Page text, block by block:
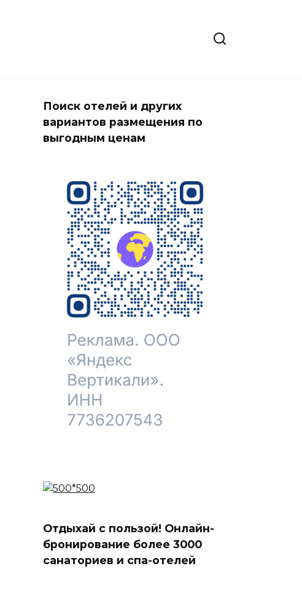
Поиск отелей и других
вариантов размещения по
выгодным ценам
Отдыхай с пользой! Онлайн-
бронирование более 3000
санаториев и спа-отелей